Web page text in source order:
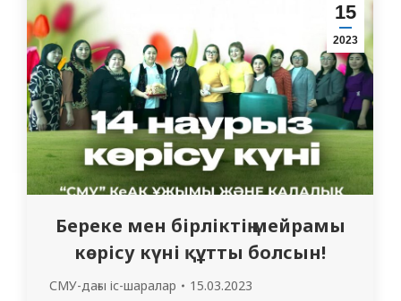
15
2023
Береке мен бірліктің мейрамы
көрісу күні құтты болсын!
СМУ-дағы іс-шаралар 15.03.2023